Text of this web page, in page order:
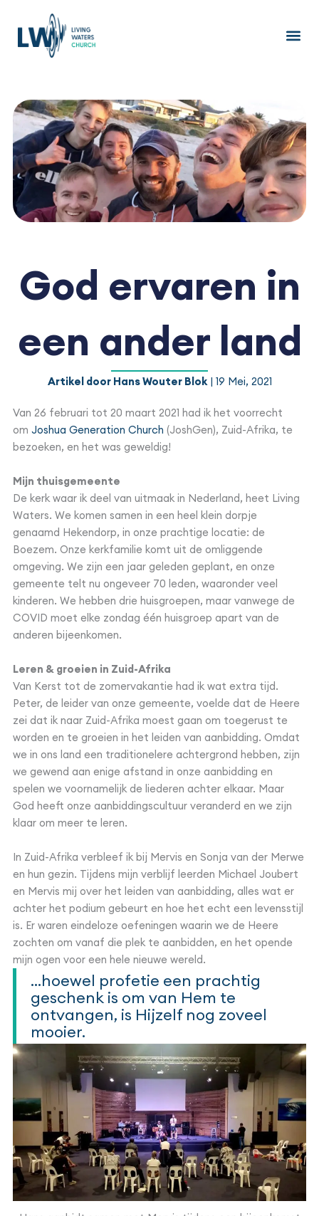
naar
God ervaren in
een ander land
Artikel door Hans Wouter Blok| 19 Mei, 2021
Van 26 februari tot 20 maart 2021 had ik het voorrecht
om Joshua Generation Church (JoshGen), Zuid-Afrika, te
bezoeken, en het was geweldig!
Mijn thuisgemeente
De kerk waar ik deel van uitmaak in Nederland, heet Living
Waters. We komen samen in een heel klein dorpje
genaamd Hekendorp, in onze prachtige locatie: de
Boezem. Onze kerkfamilie komt uit de omliggende
omgeving. We zijn een jaar geleden geplant, en onze
gemeente telt nu ongeveer 70 leden, waaronder veel
kinderen. We hebben drie huisgroepen, maar vanwege de
COVID moet elke zondag één huisgroep apart van de
anderen bijeenkomen.
Leren & groeien in Zuid-Afrika
Van Kerst tot de zomervakantie had ik wat extra tijd.
Peter, de leider van onze gemeente, voelde dat de Heere
zei dat ik naar Zuid-Afrika moest gaan om toegerust te
worden en te groeien in het leiden van aanbidding. Omdat
we in ons land een traditionelere achtergrond hebben, zijn
we gewend aan enige afstand in onze aanbidding en
spelen we voornamelijk de liederen achter elkaar. Maar
God heeft onze aanbiddingscultuur veranderd en we zijn
klaar om meer te leren.
In Zuid-Afrika verbleef ik bij Mervis en Sonja van der Merwe
en hun gezin. Tijdens mijn verblijf leerden Michael Joubert
en Mervis mij over het leiden van aanbidding, alles wat er
achter het podium gebeurt en hoe het echt een levensstijl
is. Er waren eindeloze oefeningen waarin we de Heere
zochten om vanaf die plek te aanbidden, en het opende
mijn ogen voor een hele nieuwe wereld.
...hoewel profetie een prachtig
geschenk is om van Hem te
ontvangen, is Hijzelf nog zoveel
mooier.